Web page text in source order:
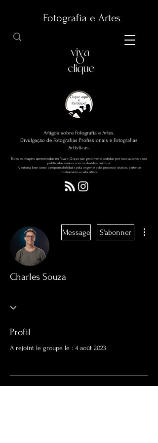
Fotografia e Artes
Artigos sobre Fotografia e Artes.
Divulgação de Fotografias Profissionais e Fotografias
Artísticas.
Todas as imagens apresentadas no Viva o Clique são gentilmente cedidas por seus autores e são
publicadas sempre com os devidos créditos.
A autoria, bem como a responsabilidade pela origem e pelo processo criativo, pertence
inteiramente a cada artista.
Message S'abonner
Charles Souza
Profil
A rejoint le groupe le : 4 août 2023